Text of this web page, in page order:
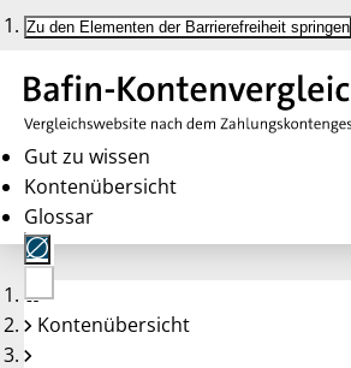
Zu den Elementen der Barrierefreiheit springen
Gut zu wissen
Kontenübersicht
Glossar
Keine
Konten
Kontenübersicht